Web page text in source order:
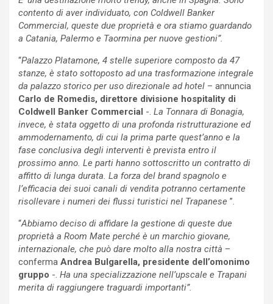
contento di aver individuato, con Coldwell Banker
Commercial, queste due proprietà e ora stiamo guardando
a Catania, Palermo e Taormina per nuove gestioni”.
“Palazzo Platamone, 4 stelle superiore composto da 47
stanze, è stato sottoposto ad una trasformazione integrale
da palazzo storico per uso direzionale ad hotel – annuncia
Carlo de Romedis, direttore divisione hospitality di
Coldwell Banker Commercial -. La Tonnara di Bonagia,
invece, è stata oggetto di una profonda ristrutturazione ed
ammodernamento, di cui la prima parte quest’anno e la
fase conclusiva degli interventi è prevista entro il
prossimo anno. Le parti hanno sottoscritto un contratto di
affitto di lunga durata. La forza del brand spagnolo e
l’efficacia dei suoi canali di vendita potranno certamente
risollevare i numeri dei flussi turistici nel Trapanese ”.
“Abbiamo deciso di affidare la gestione di queste due
proprietà a Room Mate perché è un marchio giovane,
internazionale, che può dare molto alla nostra città –
conferma Andrea Bulgarella, presidente dell’omonimo
gruppo -. Ha una specializzazione nell’upscale e Trapani
merita di raggiungere traguardi importanti”.